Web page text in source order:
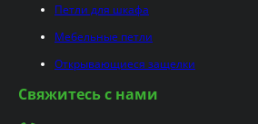
Петли для шкафа
Мебельные петли
Открывающиеся защелки
Свяжитесь с нами